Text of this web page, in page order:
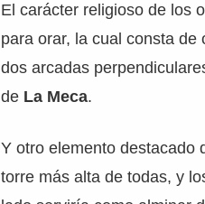
El carácter religioso de los
para orar, la cual consta
dos arcadas
de La Meca.
Y otro elemento destacado
torre más alta de todas, y